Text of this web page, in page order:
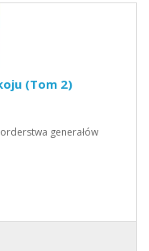
(Tom 2)
generałów